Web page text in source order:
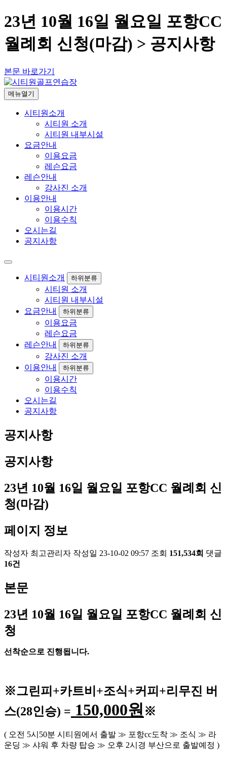
23년 10월 16일 월요일 포항CC
월례회 신청(마감) > 공지사항
본문 바로가기
메뉴열기
시티원소개
시티원 소개
시티원 내부시설
요금안내
이용요금
레슨요금
레슨안내
강사진 소개
이용안내
이용시간
이용수칙
오시는길
공지사항
시티원소개 하위분류
시티원 소개
시티원 내부시설
요금안내
하위분류
이용요금
레슨요금
레슨안내
하위분류
강사진 소개
이용안내
하위분류
이용시간
이용수칙
오시는길
공지사항
공지사항
공지사항
23년 10월 16일 월요일 포항CC 월례회 신
청(마감)
페이지 정보
작성자 최고관리자 작성일 23-10-02 09:57 조회 151,534회 댓글
16건
본문
23년 10월 16일 월요일 포항CC 월례회 신
청
선착순으로 진행됩니다.
※그린피 +카트비 +조식+커피+리무진 버
스(28인승) = 150,000원 ※
( 오전 5시 50분 시티원에서 출발 ≫ 포항cc도착 ≫ 조식 ≫ 라
운딩 ≫ 샤워 후 차량 탑승 ≫ 오후 2시경 부산으로 출발예정 )